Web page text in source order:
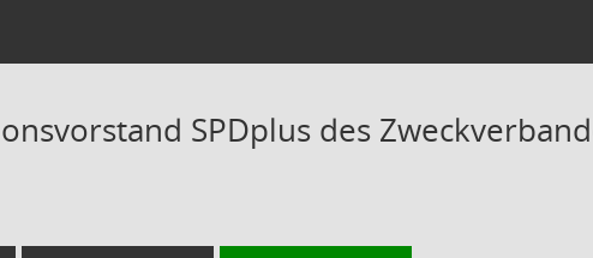
SPDplus des